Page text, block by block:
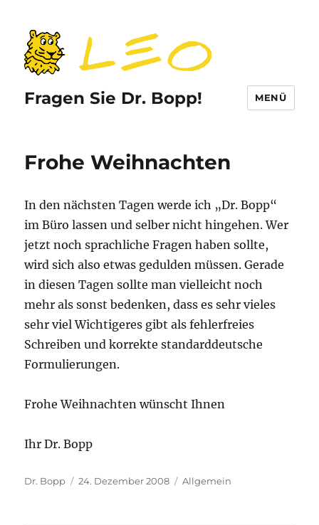
Fragen Sie Dr. Bopp! MENÜ
Frohe Weihnachten
In den nächsten Tagen werde ich „Dr. Bopp“
im Büro lassen und selber nicht hingehen. Wer
jetzt noch sprachliche Fragen haben sollte,
wird sich also etwas gedulden müssen. Gerade
in diesen Tagen sollte man vielleicht noch
mehr als sonst bedenken, dass es sehr vieles
sehr viel Wichtigeres gibt als fehlerfreies
Schreiben und korrekte standarddeutsche
Formulierungen.
Frohe Weihnachten wünscht Ihnen
Ihr Dr. Bopp
Autor
Dr. Bopp
Veröffentlicht
24. Dezember 2008 Kategorien
Allgemein